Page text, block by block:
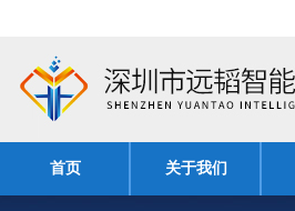
首页 关于我们